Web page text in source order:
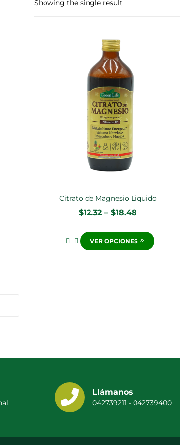
Showing the single result
Citrato de Magnesio Liquido
$12.32 – $18.48
VER OPCIONES
Llámanos
042739211 - 042739400